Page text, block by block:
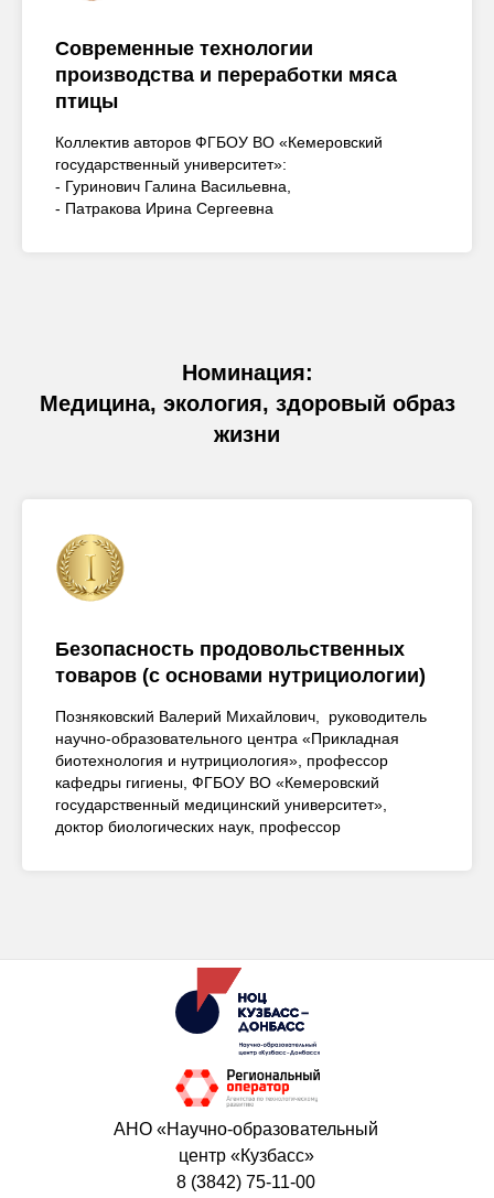
Современные технологии
производства и переработки мяса
птицы
Коллектив авторов ФГБОУ ВО «Кемеровский
государственный университет»:
- Гуринович Галина Васильевна,
- Патракова Ирина Сергеевна
Номинация:
Медицина, экология, здоровый образ
жизни
Безопасность продовольственных
товаров (с основами нутрициологии)
Позняковский Валерий Михайлович, руководитель
научно-образовательного центра «Прикладная
биотехнология и нутрициология», профессор
кафедры гигиены, ФГБОУ ВО «Кемеровский
государственный медицинский университет»,
доктор биологических наук, профессор
АНО «Научно-образовательный
центр «Кузбасс»
8 (3842) 75-11-00